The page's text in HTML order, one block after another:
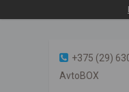
+375 (29)
AvtoBOX